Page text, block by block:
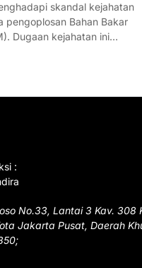
skandal kejahatan
pengoplosan Bahan Bakar
Dugaan kejahatan ini…
:
No.33, Lantai 3 Kav. 308
Jakarta Pusat, Daerah